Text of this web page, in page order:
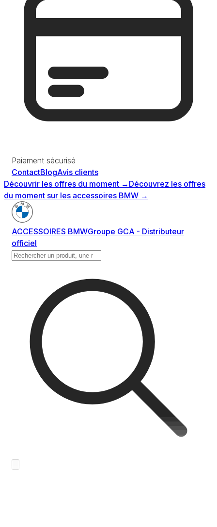
Paiement sécurisé
ContactBlogAvis clients
Découvrir les offres du moment → Découvrez les offres
du moment sur les accessoires BMW →
ACCESSOIRES BMWGroupe GCA - Distributeur
officiel